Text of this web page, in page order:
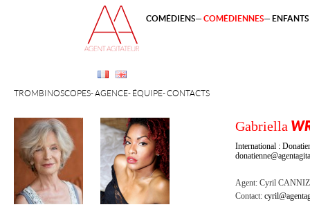
TROMBINOSCOPES AGENCE ÉQUIPE CONTACTS
COMÉDIENS COMÉDIENNES
Gabriella
International :
Agent: Cyril
Contact: